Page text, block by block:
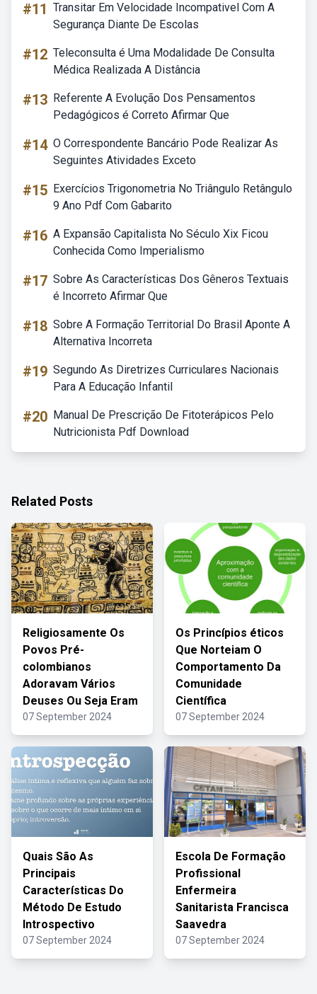
#11 Transitar Em Velocidade Incompativel Com A
Segurança Diante De Escolas
#12 Teleconsulta é Uma Modalidade De Consulta
Médica Realizada A Distância
#13 Referente A Evolução Dos Pensamentos
Pedagógicos é Correto Afirmar Que
#14 O Correspondente Bancário Pode Realizar As
Seguintes Atividades Exceto
#15 Exercícios Trigonometria No Triângulo Retângulo
9 Ano Pdf Com Gabarito
#16 A Expansão Capitalista No Século Xix Ficou
Conhecida Como Imperialismo
#17 Sobre As Características Dos Gêneros Textuais
é Incorreto Afirmar Que
#18 Sobre A Formação Territorial Do Brasil Aponte A
Alternativa Incorreta
#19 Segundo As Diretrizes Curriculares Nacionais
Para A Educação Infantil
#20 Manual De Prescrição De Fitoterápicos Pelo
Nutricionista Pdf Download
Related Posts
Religiosamente Os
Povos Pré-
colombianos
Adoravam Vários
Deuses Ou Seja Eram
07 September 2024
Os Princípios éticos
Que Norteiam O
Comportamento Da
Comunidade
Científica
07 September 2024
Quais São As
Principais
Características Do
Método De Estudo
Introspectivo
07 September 2024
Escola De Formação
Profissional
Enfermeira
Sanitarista Francisca
Saavedra
07 September 2024